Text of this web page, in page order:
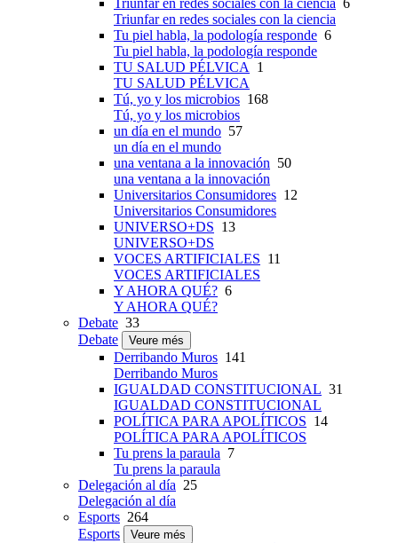
Triunfar en redes sociales con la ciencia 6
Triunfar en redes sociales con la ciencia
Tu piel habla, la podología responde 6
Tu piel habla, la podología responde
TU SALUD PÉLVICA
1
TU SALUD PÉLVICA
Tú, yo y los microbios 168
Tú, yo y los microbios
un día en el mundo 57
un día en el mundo
una ventana a la innovación 50
una ventana a la innovación
Universitarios Consumidores 12
Universitarios Consumidores
UNIVERSO+DS 13
UNIVERSO+DS
VOCES ARTIFICIALES 11
VOCES ARTIFICIALES
Y AHORA QUÉ? 6
Y AHORA QUÉ?
Debate 33
Debate
Veure més
Derribando Muros 141
Derribando Muros
IGUALDAD CONSTITUCIONAL 31
IGUALDAD CONSTITUCIONAL
POLÍTICA PARA APOLÍTICOS 14
POLÍTICA PARA APOLÍTICOS
Tu prens la paraula 7
Tu prens la paraula
Delegación al día 25
Delegación al día
Esports 264
Esports
Veure més